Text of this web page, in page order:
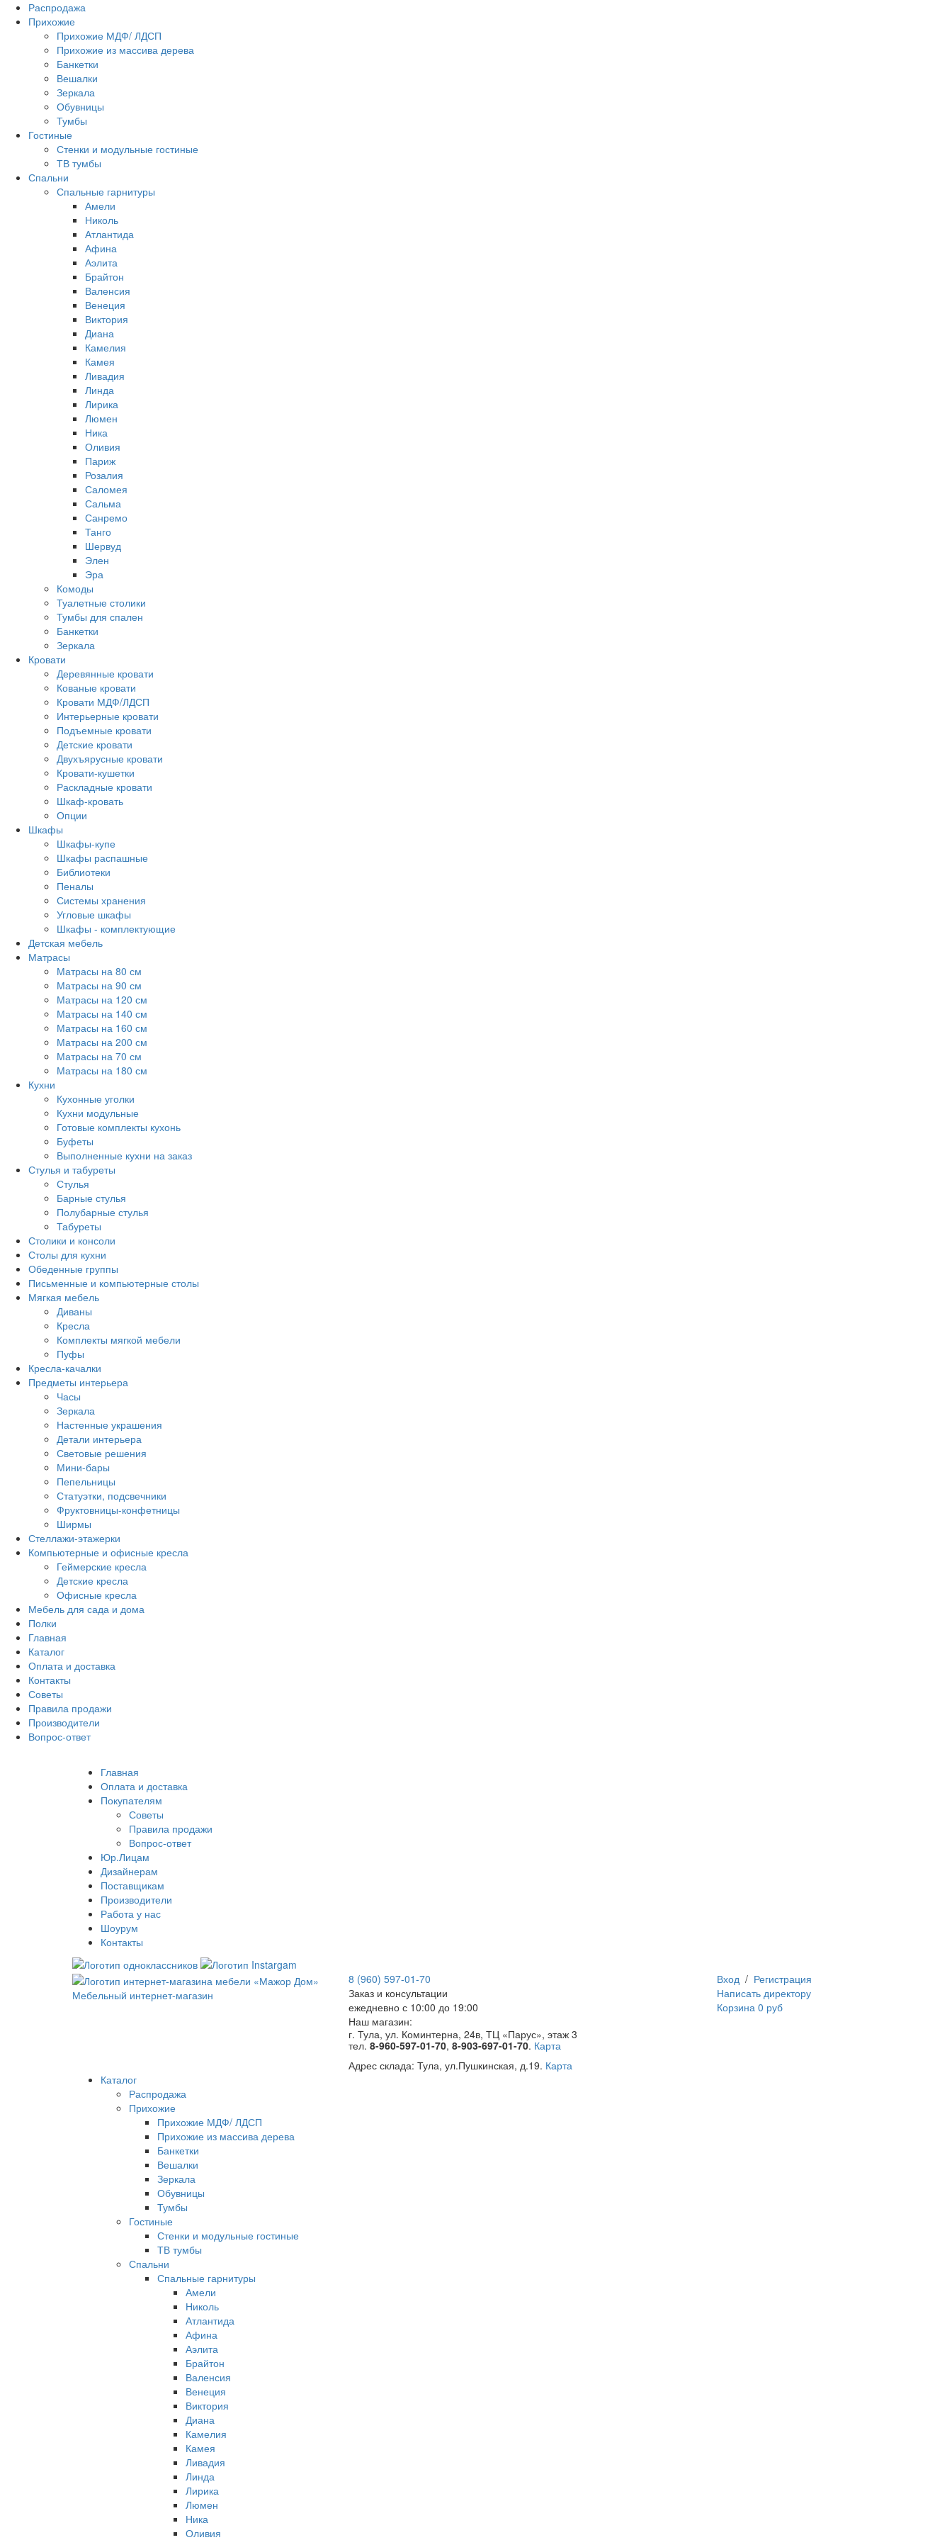
Распродажа
Прихожие
Прихожие МДФ/ ЛДСП
Прихожие из массива дерева
Банкетки
Вешалки
Зеркала
Обувницы
Тумбы
Гостиные
Стенки и модульные гостиные
ТВ тумбы
Спальни
Спальные гарнитуры
Амели
Николь
Атлантида
Афина
Аэлита
Брайтон
Валенсия
Венеция
Виктория
Диана
Камелия
Камея
Ливадия
Линда
Лирика
Люмен
Ника
Оливия
Париж
Розалия
Саломея
Сальма
Санремо
Танго
Шервуд
Элен
Эра
Комоды
Туалетные столики
Тумбы для спален
Банкетки
Зеркала
Кровати
Деревянные кровати
Кованые кровати
Кровати МДФ/ЛДСП
Интерьерные кровати
Подъемные кровати
Детские кровати
Двухъярусные кровати
Кровати-кушетки
Раскладные кровати
Шкаф-кровать
Опции
Шкафы
Шкафы-купе
Шкафы распашные
Библиотеки
Пеналы
Системы хранения
Угловые шкафы
Шкафы - комплектующие
Детская мебель
Матрасы
Матрасы на 80 см
Матрасы на 90 см
Матрасы на 120 см
Матрасы на 140 см
Матрасы на 160 см
Матрасы на 200 см
Матрасы на 70 см
Матрасы на 180 см
Кухни
Кухонные уголки
Кухни модульные
Готовые комплекты кухонь
Буфеты
Выполненные кухни на заказ
Стулья и табуреты
Стулья
Барные стулья
Полубарные стулья
Табуреты
Столики и консоли
Столы для кухни
Обеденные группы
Письменные и компьютерные столы
Мягкая мебель
Диваны
Кресла
Комплекты мягкой мебели
Пуфы
Кресла-качалки
Предметы интерьера
Часы
Зеркала
Настенные украшения
Детали интерьера
Световые решения
Мини-бары
Пепельницы
Статуэтки, подсвечники
Фруктовницы-конфетницы
Ширмы
Стеллажи-этажерки
Компьютерные и офисные кресла
Геймерские кресла
Детские кресла
Офисные кресла
Мебель для сада и дома
Полки
Главная
Каталог
Оплата и доставка
Контакты
Советы
Правила продажи
Производители
Вопрос-ответ
Главная
Оплата и доставка
Покупателям
Советы
Правила продажи
Вопрос-ответ
Юр.Лицам
Дизайнерам
Поставщикам
Производители
Работа у нас
Шоурум
Контакты
Мебельный интернет-магазин
8 (960) 597-01-70
Заказ и консультации
ежедневно с 10:00 до 19:00
Наш магазин:
г. Тула, ул. Коминтерна, 24в, ТЦ «Парус», этаж 3
тел. 8-960-597-01-70, 8-903-697-01-70. Карта
Адрес склада: Тула, ул.Пушкинская, д.19. Карта
Вход/ Регистрация
Написать директору
Корзина 0 руб
Каталог
Распродажа
Прихожие
Прихожие МДФ/ ЛДСП
Прихожие из массива дерева
Банкетки
Вешалки
Зеркала
Обувницы
Тумбы
Гостиные
Стенки и модульные гостиные
ТВ тумбы
Спальни
Спальные гарнитуры
Амели
Николь
Атлантида
Афина
Аэлита
Брайтон
Валенсия
Венеция
Виктория
Диана
Камелия
Камея
Ливадия
Линда
Лирика
Люмен
Ника
Оливия